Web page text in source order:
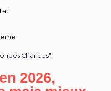
Chances”.
2026,